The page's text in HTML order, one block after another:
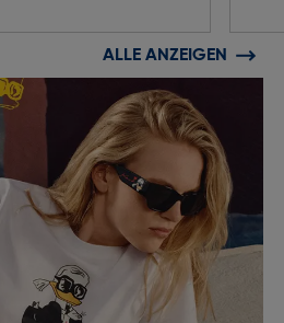
ALLE ANZEIGEN